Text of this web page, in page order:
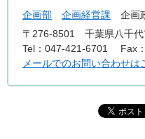
企画部 企画経営課
企画
〒276-8501
千葉県八千
Tel：047-421-6701
Fax
メールでのお問い合わせは